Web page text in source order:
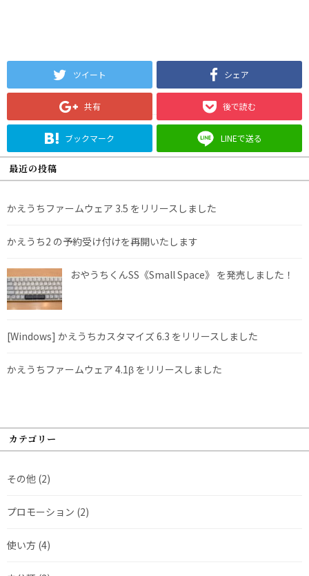
ツイート シェア
共有 後で読む
ブックマーク LINEで送る
最近の投稿
かえうちファームウェア 3.5 をリリースしました
かえうち2 の予約受け付けを再開いたします
おやうちくんSS《Small Space》 を発売しました！
[Windows] かえうちカスタマイズ 6.3 をリリースしました
かえうちファームウェア 4.1β をリリースしました
カテゴリー
その他 (2)
プロモーション (2)
使い方 (4)